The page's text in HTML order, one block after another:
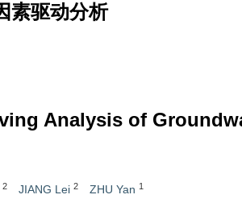
素驱动分析
Analysis of
2 JIANG Lei 2 ZHU Yan 1